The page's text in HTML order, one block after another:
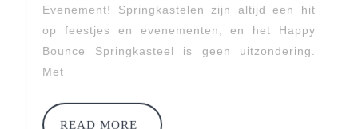
Bounce
Springkasteel
Evenement! Springkastelen zijn altijd een hit
op feestjes en evenementen, en het Happy
Bounce Springkasteel is geen uitzondering.
Met
READ MORE READ